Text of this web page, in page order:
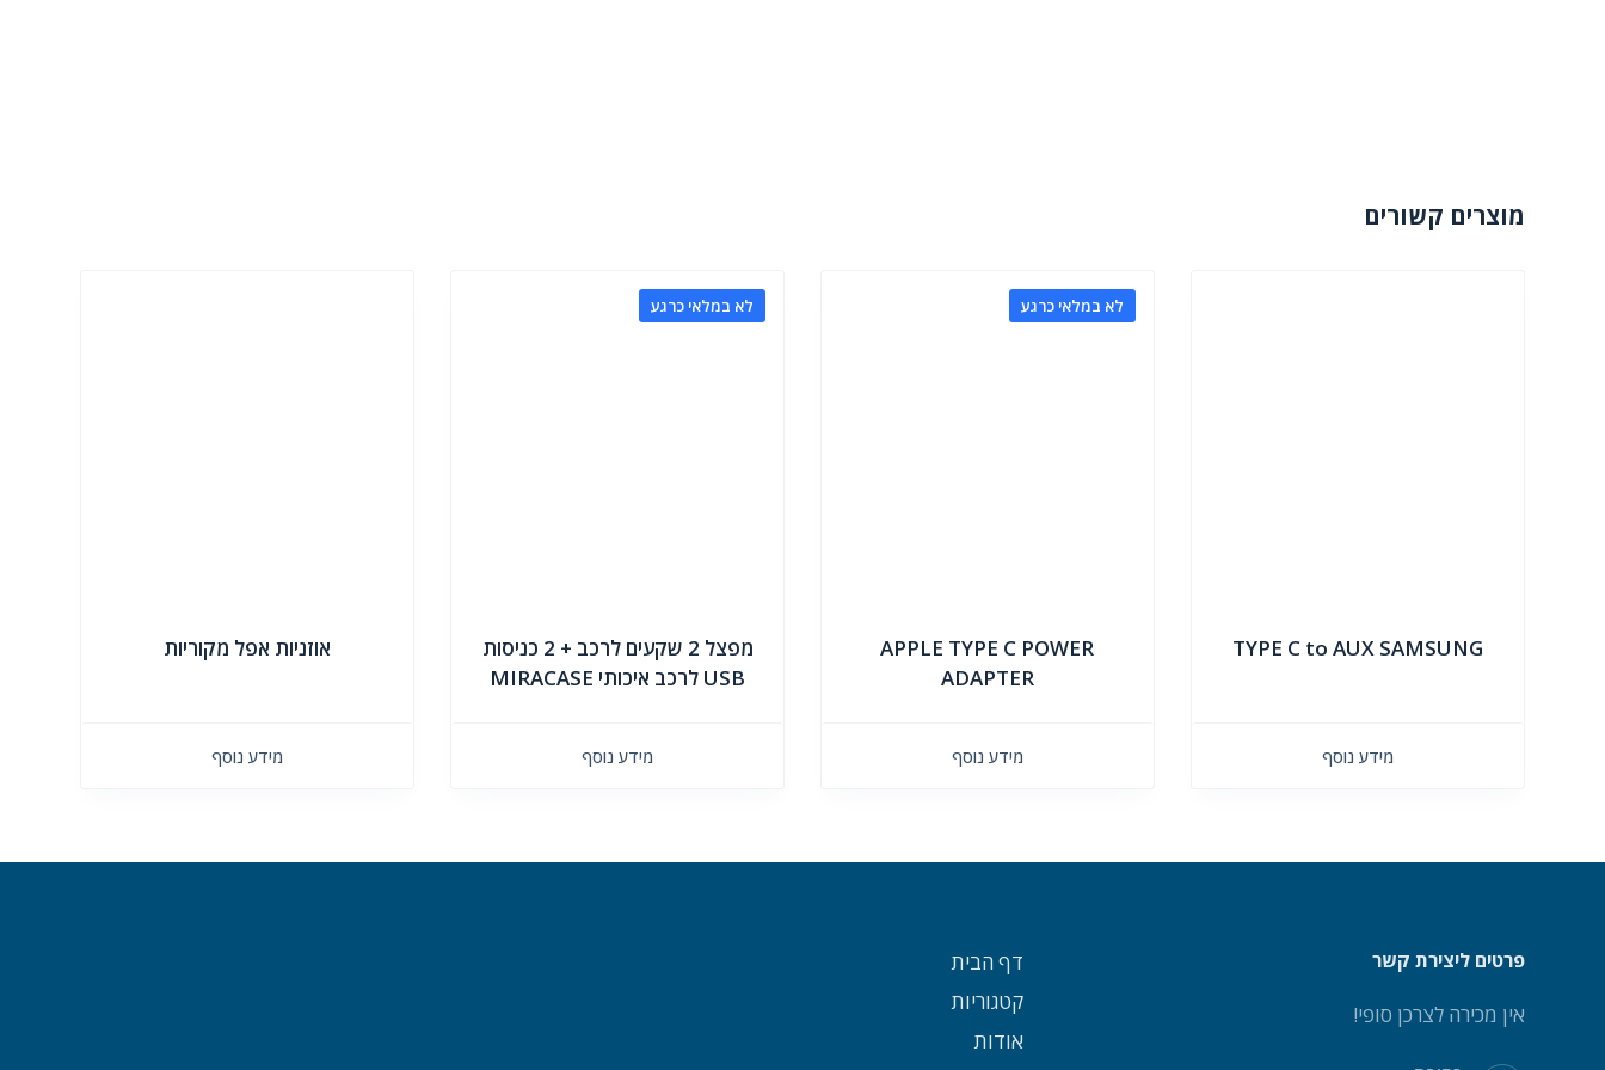
מוצרים קשורים
TYPE C to AUX SAMSUNG
מידע נוסף
לא במלאי כרגע
APPLE TYPE C POWER
ADAPTER
מידע נוסף
לא במלאי כרגע
מפצל 2 שקעים לרכב + 2 כניסות
USB לרכב איכותי MIRACASE
מידע נוסף
אוזניות אפל מקוריות
מידע נוסף
פרטים ליצירת קשר
אין מכירה לצרכן סופי!
דף הבית
קטגוריות
אודות